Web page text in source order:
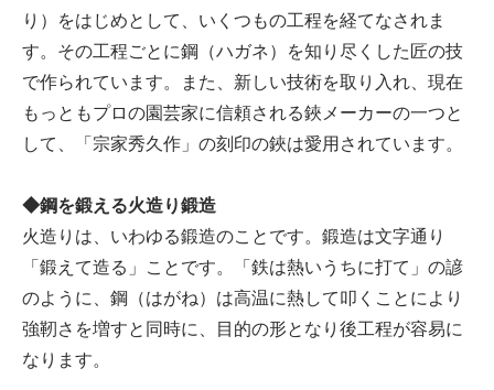
り）をはじめとして、いくつもの工程を経てなされま
す。その工程ごとに鋼（ハガネ）を知り尽くした匠の技
で作られています。また、新しい技術を取り入れ、現在
もっともプロの園芸家に信頼される鋏メーカーの一つと
して、「宗家秀久作」の刻印の鋏は愛用されています。
◆鋼を鍛える火造り鍛造
火造りは、いわゆる鍛造のことです。鍛造は文字通り
「鍛えて造る」ことです。「鉄は熱いうちに打て」の諺
のように、鋼（はがね）は高温に熱して叩くことにより
強靭さを増すと同時に、目的の形となり後工程が容易に
なります。